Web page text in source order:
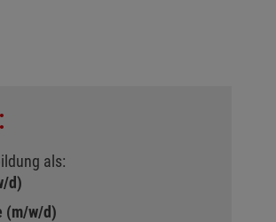
als:
d)
(m/w/d)